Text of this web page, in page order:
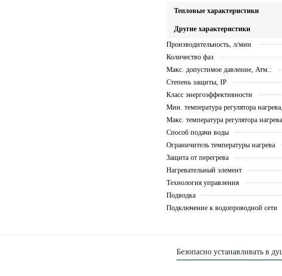
Тепловые характеристики
Другие характеристики
Производительность, л/мин
Количество фаз
Макс. допустимое давление, Атм.:
Степень защиты, IP
Класс энергоэффективности
Мин. температура регулятора
Макс. температура регулятора
Способ подачи воды
Ограничитель температуры нагрева
Защита от перегрева
Нагревательный элемент
Технология управления
Подводка
Подключение к водопроводной сети
Безопасно устанавливать в